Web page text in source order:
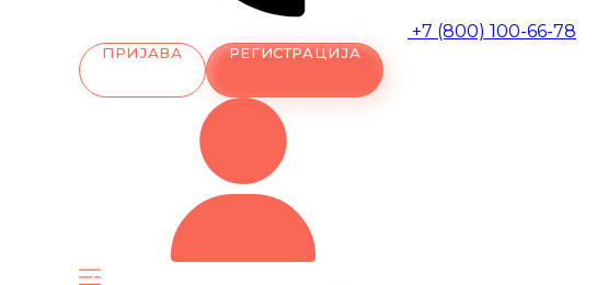
+7 (800) 100-66-78
ПРИЈАВА РЕГИСТРАЦИЈА